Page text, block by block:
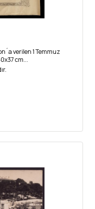
verilen 1 Temmuz
cm...